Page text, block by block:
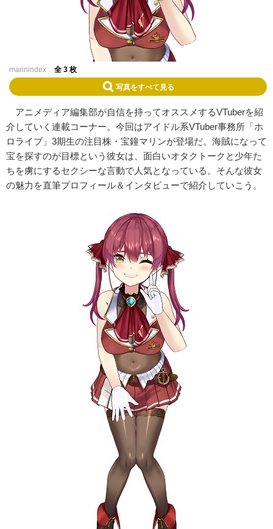
marinindex 全 3 枚
写真をすべて見る
アニメディア編集部が自信を持ってオススメするVTuberを紹
介していく連載コーナー。今回はアイドル系VTuber事務所「ホ
ロライブ」3期生の注目株・宝鐘マリンが登場だ。海賊になって
宝を探すのが目標という彼女は、面白いオタクトークと少年た
ちを虜にするセクシーな言動で人気となっている。そんな彼女
の魅力を直筆プロフィール＆インタビューで紹介していこう。